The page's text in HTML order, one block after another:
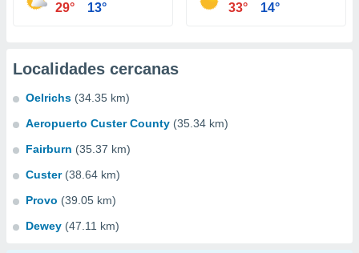
29° 13° 33° 14°
Localidades cercanas
Oelrichs (34.35 km)
Aeropuerto Custer County (35.34 km)
Fairburn (35.37 km)
Custer (38.64 km)
Provo (39.05 km)
Dewey (47.11 km)